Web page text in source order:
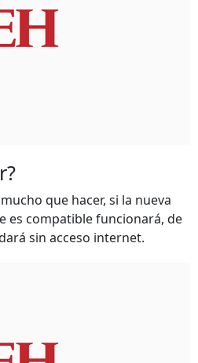
que hacer, si la nueva
es compatible funcionará, de
sin acceso internet.